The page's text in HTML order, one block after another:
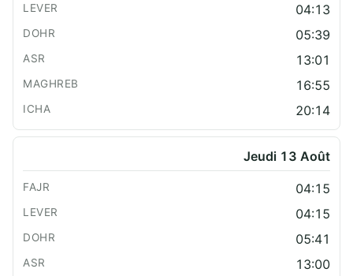
04:13
05:39
13:01
16:55
20:14
Jeudi 13 Août
04:15
04:15
05:41
13:00